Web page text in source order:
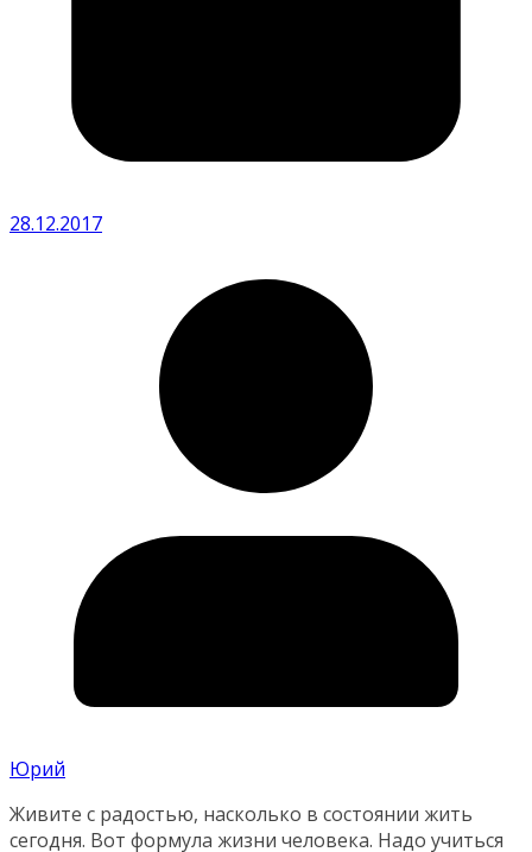
28.12.2017
Юрий
Живите с радостью, насколько в состоянии жить
сегодня. Вот формула жизни человека. Надо учиться